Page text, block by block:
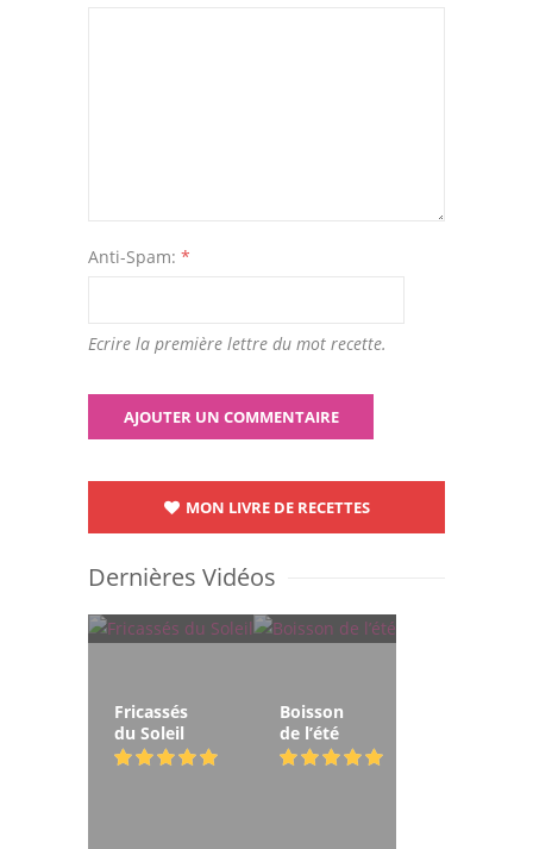
Anti-Spam: *
Ecrire la première lettre du mot recette.
MON LIVRE DE RECETTES
Dernières Vidéos
Fricassés
du Soleil
Boisson
de l’été